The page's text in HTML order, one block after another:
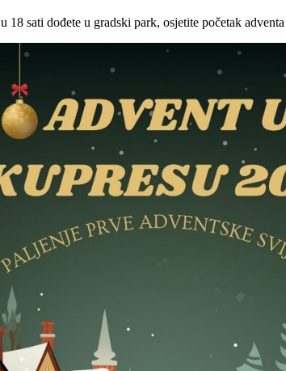
18 sati dođete u gradski park, osjetite početak